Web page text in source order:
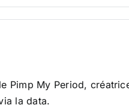
Pimp My Period,
la data.